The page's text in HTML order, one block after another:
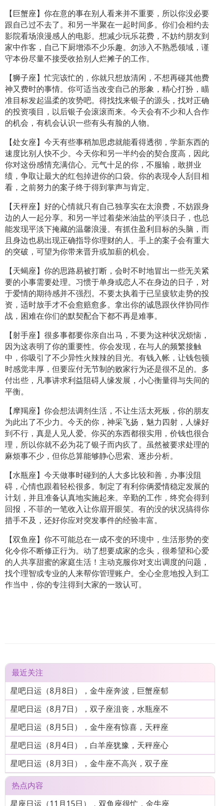
【巨蟹座】你在意的事在别人看来并不重要，所以你没必要
跟自己过不去了。和另一半聚在一起时间多。你们会相约去
影院看场浪漫感人的电影。想减少玩乐花费，不妨约朋友到
家中作客，自己下厨增添不少乐趣。勿涉入不熟悉领域，谨
守本份尽量不接受收拾别人烂摊子的工作。
【狮子座】忙完该忙的，你就只想放清闲，不想再碰其他费
神又费时的事情。你可适当改变自己的形象，精心打扮，瞄
准目标发起温柔的攻势吧。得找找来银子的源头，找对正确
的投资项目，以后银子会滚滚而来。今天会有不少和人合作
的机会，有机会认识一些有头有脸的人物。
【处女座】今天有些事稍加思虑就能看得透彻，学新东西的
速度比别人快不少。今天你和另一半约会的契合度高，因此
你对这份感情充满信心。元气十足的你，不服输，敢拼业
绩，争取让最大的红包掉进你的口袋。你的表现令人刮目相
看，之前努力的案子终于得到掌声与肯定。
【天秤座】好的心情就只有自己独享实在太浪费，不妨跟身
边的人一起分享。和另一半过着柴米油盐的平淡日子，也总
能发现平淡下掩藏的温馨浪漫。有抓住盈利目标的头脑，而
且身边也易出现正确指导你理财的人。手上的案子会有重大
的突破，可望为你带来晋升或加薪的机会。
【天蝎座】你的思路易被打断，会时不时地冒出一些无关紧
要的小事需要处理。习惯于单身或恋人不在身边的日子，对
于爱情的期待感并不强烈。不要太执着于已呈疲软走势的投
资，适时放手才不会愈赔愈多。拿出你的诚恳跟伙伴协同作
战，困难在你们的默契配合下都不再是难事。
【射手座】很多事都要你亲自出马，不要为这种状况烦恼，
因为这表明了你的重要性。你会发现，在与人的频繁接触
中，你吸引了不少异性火辣辣的目光。有钱入帐，让钱包顿
时感觉丰厚，但要应付无节制的败家行为还是很不足的。多
付出些，凡事讲求利益阻碍人缘发展，小心衡量得与失间的
平衡。
【摩羯座】你会想法调剂生活，不让生活太死板，你的朋友
为此出了不少力。今天的你，神采飞扬，魅力四射，人缘好
到不行，真是人见人爱。你买的东西都很实用，价钱也很合
理，所以你就不必为花了银子而内疚了。虽然被要求处理的
麻烦事不少，但你总算能够静心思索、逐步分析。
【水瓶座】今天做事时碰到的人大多比较和善，办事没阻
碍，心情也跟着轻松很多。制定了有利你俩爱情稳定发展的
计划，并且准备认真地实施起来。辛勤的工作，终究会得到
回报，不菲的一笔收入让你眉开眼笑。有的没的状况搞得你
措手不及，还好你应对突发事件的经验丰富。
【双鱼座】你不可能总在一成不变的环境中，生活形势的变
化令你不断修正行为。动了想要成家的念头，很希望和心爱
的人共享甜蜜的家庭生活！主动克服你对支出调度的问题，
找个理智或专业的人来帮你管理账户。全心全意地投入到工
作当中，你的专注得到大家的一致认可。
最近关注
星吧日运（8月8日），金牛座奔波，巨蟹座郁
星吧日运（8月7日），双子座沮丧，水瓶座不
星吧日运（8月5日），金牛座有惊喜，天秤座
星吧日运（8月4日），白羊座犹豫，天秤座心
星吧日运（8月3日），金牛座不高兴，双子座
热点内容
星座日运（11月15日），双鱼座很忙，金牛座